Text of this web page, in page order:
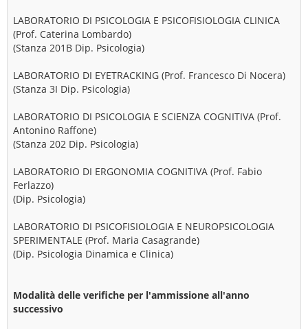
LABORATORIO DI PSICOLOGIA E PSICOFISIOLOGIA CLINICA
(Prof. Caterina Lombardo)
(Stanza 201B Dip. Psicologia)
LABORATORIO DI EYETRACKING (Prof. Francesco Di Nocera)
(Stanza 3I Dip. Psicologia)
LABORATORIO DI PSICOLOGIA E SCIENZA COGNITIVA (Prof.
Antonino Raffone)
(Stanza 202 Dip. Psicologia)
LABORATORIO DI ERGONOMIA COGNITIVA (Prof. Fabio
Ferlazzo)
(Dip. Psicologia)
LABORATORIO DI PSICOFISIOLOGIA E NEUROPSICOLOGIA
SPERIMENTALE (Prof. Maria Casagrande)
(Dip. Psicologia Dinamica e Clinica)
Modalità delle verifiche per l'ammissione all'anno
successivo